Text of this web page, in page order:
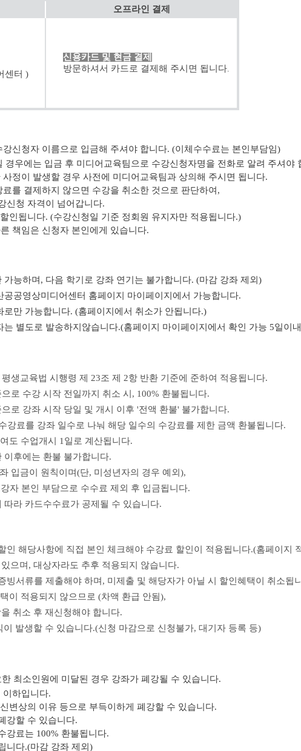
오프라인 결제
센터 )
신용카드 및 현금 결제
방문하셔서 카드로 결제해 주시면 됩니다.
신청자 이름으로 입금해 주셔야 합니다. (이체수수료는 본인부담임)
경우에는 입금 후 미디어교육팀으로 수강신청자명을 전화로 알려 주셔야
정이 발생할 경우 사전에 미디어교육팀과 상의해 주시면 됩니다.
를 결제하지 않으면 수강을 취소한 것으로 판단하여,
신청 자격이 넘어갑니다.
인됩니다. (수강신청일 기준 정회원 유지자만 적용됩니다.)
책임은 신청자 본인에게 있습니다.
능하며, 다음 학기로 강좌 연기는 불가합니다. (마감 강좌 제외)
공영상미디어센터 홈페이지 마이페이지에서 가능합니다.
만 가능합니다. (홈페이지에서 취소가 안됩니다.)
별도로 발송하지않습니다.(홈페이지 마이페이지에서 확인 가능 5일이
생교육법 시행령 제 23조 제 2항 반환 기준에 준하여 적용됩니다.
로 수강 시작 전일까지 취소 시 , 100% 환불됩니다.
로 강좌 시작 당일 및 개시 이후 '전액 환불' 불가합니다.
강료를 강좌 일수로 나눠 해당 일수의 수강료를 제한 금액 환불됩니다.
도 수업개시 1 일로 계산됩니다.
이후에는 환불 불가합니다.
입금이 원칙이며(단, 미성년자의 경우 예외 ),
자 본인 부담으로 수수료 제외 후 입금됩니다.
따라 카드수수료가 공제될 수 있습니다.
인 해당사항에 직접 본인 체크해야 수강료 할인이 적용됩니다.(홈페이지
있으며,대상자라도 추후 적용되지 않습니다.
빙서류를 제출해야 하며, 미제출 및 해당자가 아닐 시 할인혜택이 취소됩
이 적용되지 않으므로 (차액 환급 안됨),
취소 후 재신청해야 합니다.
발생할 수 있습니다.(신청 마감으로 신청불가, 대기자 등록 등)
최소인원에 미달된 경우 강좌가 폐강될 수 있습니다.
이하입니다.
변상의 이유 등으로 부득이하게 폐강할 수 있습니다.
강할 수 있습니다.
강료는 100% 환불됩니다.
니다.(마감 강좌 제외)